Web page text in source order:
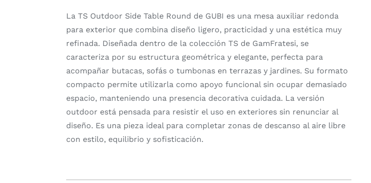
La TS Outdoor Side Table Round de GUBI es una mesa auxiliar redonda
para exterior que combina diseño ligero, practicidad y una estética muy
refinada. Diseñada dentro de la colección TS de GamFratesi, se
caracteriza por su estructura geométrica y elegante, perfecta para
acompañar butacas, sofás o tumbonas en terrazas y jardines. Su formato
compacto permite utilizarla como apoyo funcional sin ocupar demasiado
espacio, manteniendo una presencia decorativa cuidada. La versión
outdoor está pensada para resistir el uso en exteriores sin renunciar al
diseño. Es una pieza ideal para completar zonas de descanso al aire libre
con estilo, equilibrio y sofisticación.